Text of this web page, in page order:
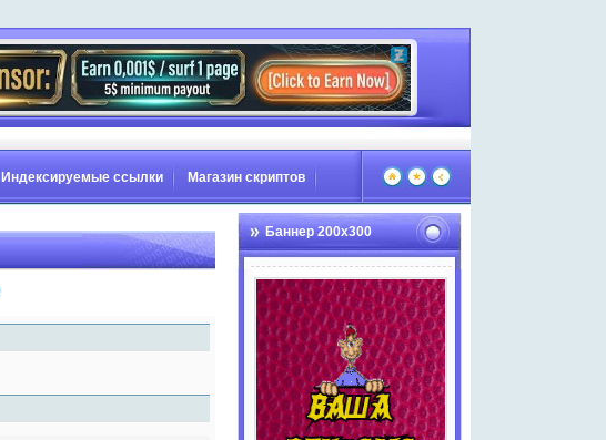
Индексируемые ссылки Магазин скриптов
Баннер 200х300